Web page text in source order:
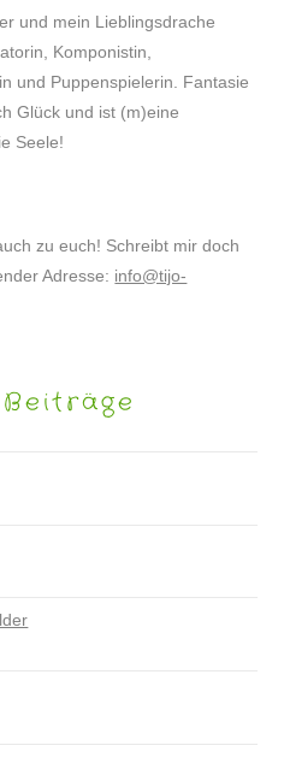
und mein Lieblingsdrache
Komponistin,
und Puppenspielerin. Fantasie
Glück und ist (m)eine
Seele!
zu euch! Schreibt mir doch
Adresse: info@tijo-